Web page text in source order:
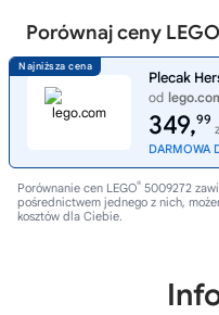
Porównaj ceny LEGO
od
349,99
DARMOWA
Porównanie cen LEGO® 5009272
pośrednictwem jednego z nich,
kosztów dla Ciebie.